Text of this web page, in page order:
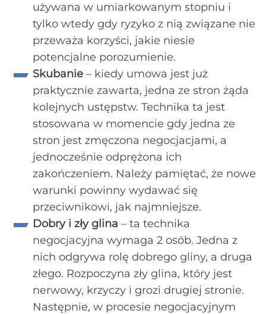
używana w umiarkowanym stopniu i
tylko wtedy gdy ryzyko z nią związane nie
przeważa korzyści, jakie niesie
potencjalne porozumienie.
Skubanie – kiedy umowa jest już
praktycznie zawarta, jedna ze stron żąda
kolejnych ustępstw. Technika ta jest
stosowana w momencie gdy jedna ze
stron jest zmęczona negocjacjami, a
jednocześnie odprężona ich
zakończeniem. Należy pamiętać, że nowe
warunki powinny wydawać się
przeciwnikowi, jak najmniejsze.
Dobry i zły glina – ta technika
negocjacyjna wymaga 2 osób. Jedna z
nich odgrywa rolę dobrego gliny, a druga
złego. Rozpoczyna zły glina, który jest
nerwowy, krzyczy i grozi drugiej stronie.
Następnie, w procesie negocjacyjnym